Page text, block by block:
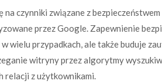
czynniki związane z
przez Google. Zapewnienie
wielu przypadkach, ale także buduje
witryny przez algorytmy
relacji z użytkownikami.